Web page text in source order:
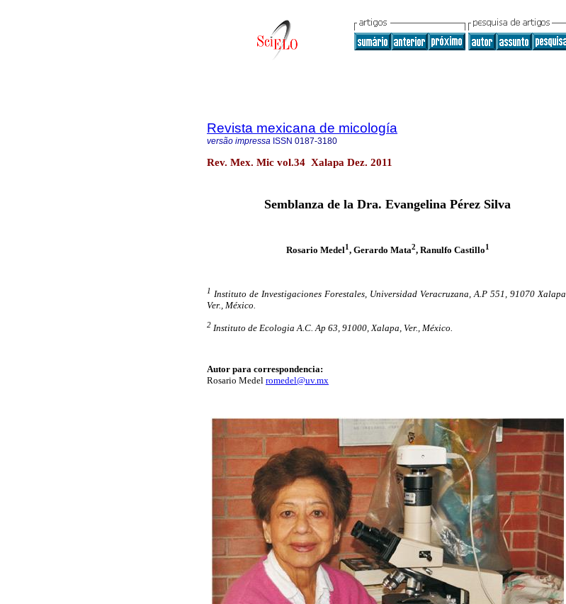
Revista mexicana de micología
versão impressa ISSN 0187-3180
Rev. Mex. Mic vol.34 Xalapa Dez. 2011
Semblanza de la Dra. Evangelina Pérez Silva
Rosario Medel1, Gerardo Mata2, Ranulfo Castillo1
1 Instituto de Investigaciones Forestales, Universidad Veracruzana, A.P 551, 91070 Xalapa,
Ver., México.
2 Instituto de Ecologia A.C. Ap 63, 91000, Xalapa, Ver., México.
Autor para correspondencia:
Rosario Medel romedel@uv.mx